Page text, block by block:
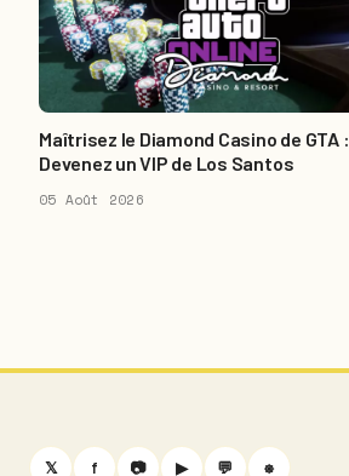
Maîtrisez le Diamond Casino de GTA :
Devenez un VIP de Los Santos
05 Août 2026
𝕏 f 📷 ▶ 💬 ⎈